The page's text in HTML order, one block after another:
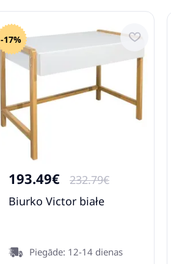
-17%
193.49€
232.79€
Biurko Victor białe
Piegāde: 12-14 dienas